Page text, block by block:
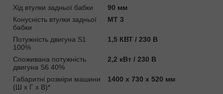
Хід втулки задньої бабки
90 мм
Конусність втулки задньої
бабки
MT 3
Потужність двигуна S1
100%
1,5 КВТ / 230 В
Споживана потужність
двигуна S6 40%
2,2 кВт / 230 В
Габаритні розміри машини
(Ш x Г x В)*
1400 x 730 x 520 мм